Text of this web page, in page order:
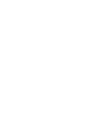
V